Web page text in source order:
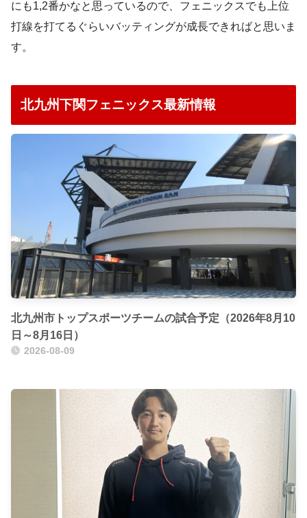
にも1,2番かなと思っているので、フェニックスでも上位
打線を打てるぐらいバッティングが成長できればと思いま
す。
北九州下関フェニックス最新情報
北九州市トップスポーツチームの試合予定（2026年8月10
日～8月16日）
2026-08-09